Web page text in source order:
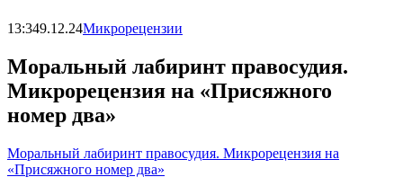
13:349.12.24Микрорецензии
Моральный лабиринт правосудия.
Микрорецензия на «Присяжного
номер два»
Моральный лабиринт правосудия. Микрорецензия на
«Присяжного номер два»